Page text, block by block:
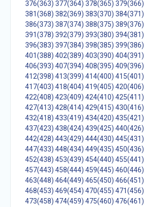
376(363) 377(364) 378(365) 379(366)
381(368) 382(369) 383(370) 384(371)
386(373) 387(374) 388(375) 389(376)
391(378) 392(379) 393(380) 394(381)
396(383) 397(384) 398(385) 399(386)
401(388) 402(389) 403(390) 404(391)
406(393) 407(394) 408(395) 409(396)
412(398) 413(399) 414(400) 415(401)
417(403) 418(404) 419(405) 420(406)
422(408) 423(409) 424(410) 425(411)
427(413) 428(414) 429(415) 430(416)
432(418) 433(419) 434(420) 435(421)
437(423) 438(424) 439(425) 440(426)
442(428) 443(429) 444(430) 445(431)
447(433) 448(434) 449(435) 450(436)
452(438) 453(439) 454(440) 455(441)
457(443) 458(444) 459(445) 460(446)
463(448) 464(449) 465(450) 466(451)
468(453) 469(454) 470(455) 471(456)
473(458) 474(459) 475(460) 476(461)